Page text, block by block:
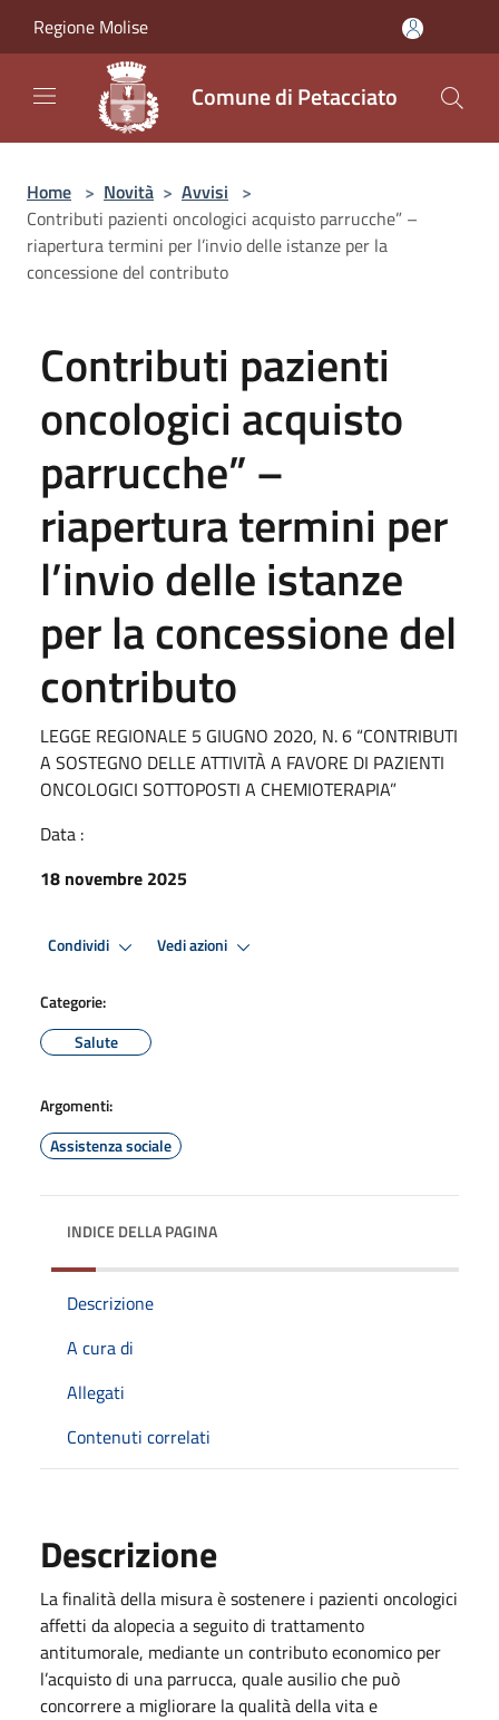
Regione Molise
Comune di Petacciato
Home > Novità > Avvisi >
Contributi pazienti oncologici acquisto parrucche” –
riapertura termini per l’invio delle istanze per la
concessione del contributo
Contributi pazienti
oncologici acquisto
parrucche” –
riapertura termini per
l’invio delle istanze
per la concessione del
contributo
LEGGE REGIONALE 5 GIUGNO 2020, N. 6 “CONTRIBUTI
A SOSTEGNO DELLE ATTIVITÀ A FAVORE DI PAZIENTI
ONCOLOGICI SOTTOPOSTI A CHEMIOTERAPIA”
Data :
18 novembre 2025
Condividi Vedi azioni
Categorie:
Salute
Argomenti:
Assistenza sociale
INDICE DELLA PAGINA
Descrizione
A cura di
Allegati
Contenuti correlati
Descrizione
La finalità della misura è sostenere i pazienti oncologici
affetti da alopecia a seguito di trattamento
antitumorale, mediante un contributo economico per
l’acquisto di una parrucca, quale ausilio che può
concorrere a migliorare la qualità della vita e